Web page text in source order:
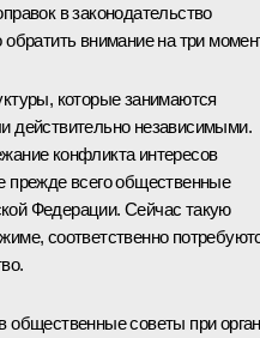
в законодательство
внимание на три
которые занимаются
действительно независимыми.
конфликта интересов
прежде всего общественные
Федерации. Сейчас такую
соответственно
общественные советы при